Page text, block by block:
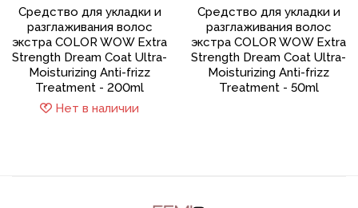
Средство для укладки и
разглаживания волос
экстра COLOR WOW Extra
Strength Dream Coat Ultra-
Moisturizing Anti-frizz
Treatment - 200ml
Нет в наличии
Средство для укладки и
разглаживания волос
экстра COLOR WOW Extra
Strength Dream Coat Ultra-
Moisturizing Anti-frizz
Treatment - 50ml